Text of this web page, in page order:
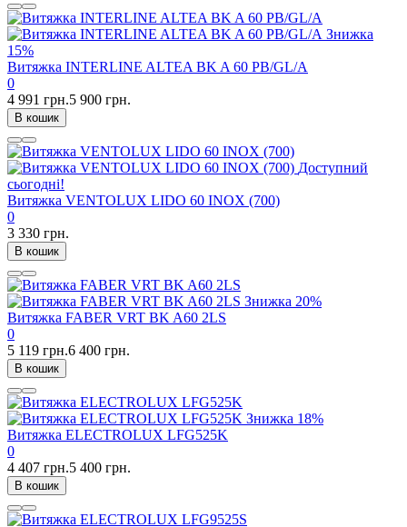
Знижка
15%
Витяжка INTERLINE ALTEA BK A 60 PB/GL/A
0
4 991 грн.5 900 грн.
В кошик
Доступний
сьогодні!
Витяжка VENTOLUX LIDO 60 INOX (700)
0
3 330 грн.
В кошик
Знижка 20%
Витяжка FABER VRT BK A60 2LS
0
5 119 грн.6 400 грн.
В кошик
Знижка 18%
Витяжка ELECTROLUX LFG525K
0
4 407 грн.5 400 грн.
В кошик